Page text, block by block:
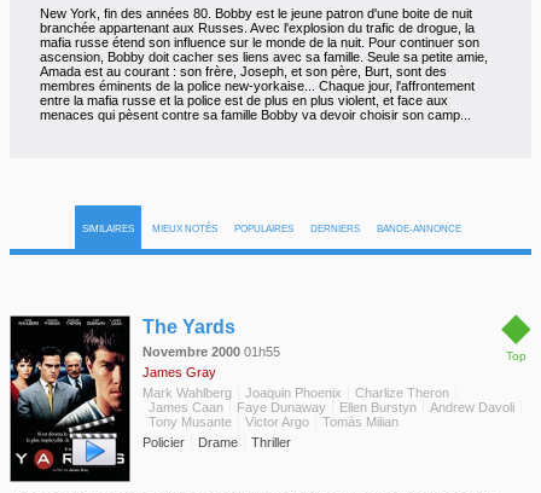
New York, fin des années 80. Bobby est le jeune patron d'une boite de nuit
branchée appartenant aux Russes. Avec l'explosion du trafic de drogue, la
mafia russe étend son influence sur le monde de la nuit. Pour continuer son
ascension, Bobby doit cacher ses liens avec sa famille. Seule sa petite amie,
Amada est au courant : son frère, Joseph, et son père, Burt, sont des
membres éminents de la police new-yorkaise... Chaque jour, l'affrontement
entre la mafia russe et la police est de plus en plus violent, et face aux
menaces qui pèsent contre sa famille Bobby va devoir choisir son camp...
SIMILAIRES MIEUX NOTÉS POPULAIRES DERNIERS BANDE-ANNONCE
◆
Top
The Yards
Novembre 2000 01h55
James Gray
Mark Wahlberg
Joaquin Phoenix
Charlize Theron
James Caan
Faye Dunaway Ellen Burstyn
Andrew Davoli
Tony Musante
Victor Argo
Tomás Milian
Policier
Drame Thriller